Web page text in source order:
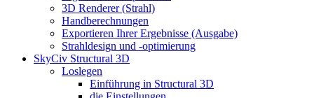
3D Renderer (Strahl)
Handberechnungen
Exportieren Ihrer Ergebnisse (Ausgabe)
Strahldesign und -optimierung
SkyCiv Structural 3D
Loslegen
Einführung in Structural 3D